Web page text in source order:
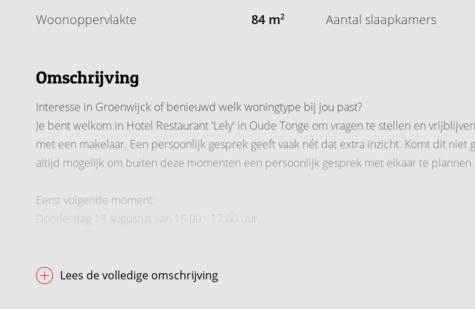
Woonoppervlakte 84 m2 Aantal slaapkamers
Omschrijving
Interesse in Groenwijck of benieuwd welk woningtype bij jou past?
Je bent welkom in Hotel Restaurant 'Lely' in Oude Tonge om vragen te stellen en
met een makelaar. Een persoonlijk gesprek geeft vaak nét dat extra inzicht. Komt dit niet
altijd mogelijk om buiten deze momenten een persoonlijk gesprek met elkaar te plannen.
Eerst volgende moment:
Donderdag 13 augustus van 15:00 - 17:00 uur.
raampartijen zorgen voor veel lichtinval en ieder appartement beschikt over een
Lees de volledige omschrijving